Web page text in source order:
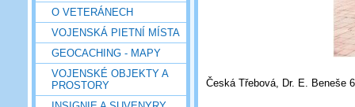
O VETERÁNECH
VOJENSKÁ PIETNÍ MÍSTA
GEOCACHING - MAPY
VOJENSKÉ OBJEKTY A
PROSTORY
Česká Třebová, Dr. E. Beneše